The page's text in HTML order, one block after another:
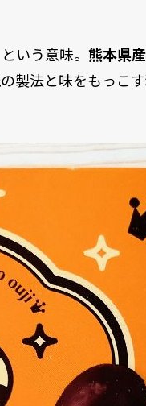
いう意味。 熊本県
製法と味をもっこ